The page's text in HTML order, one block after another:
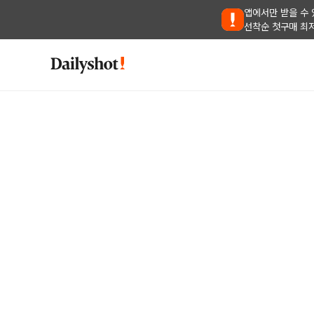
앱에서만 받을 수
선착순 첫구매 최